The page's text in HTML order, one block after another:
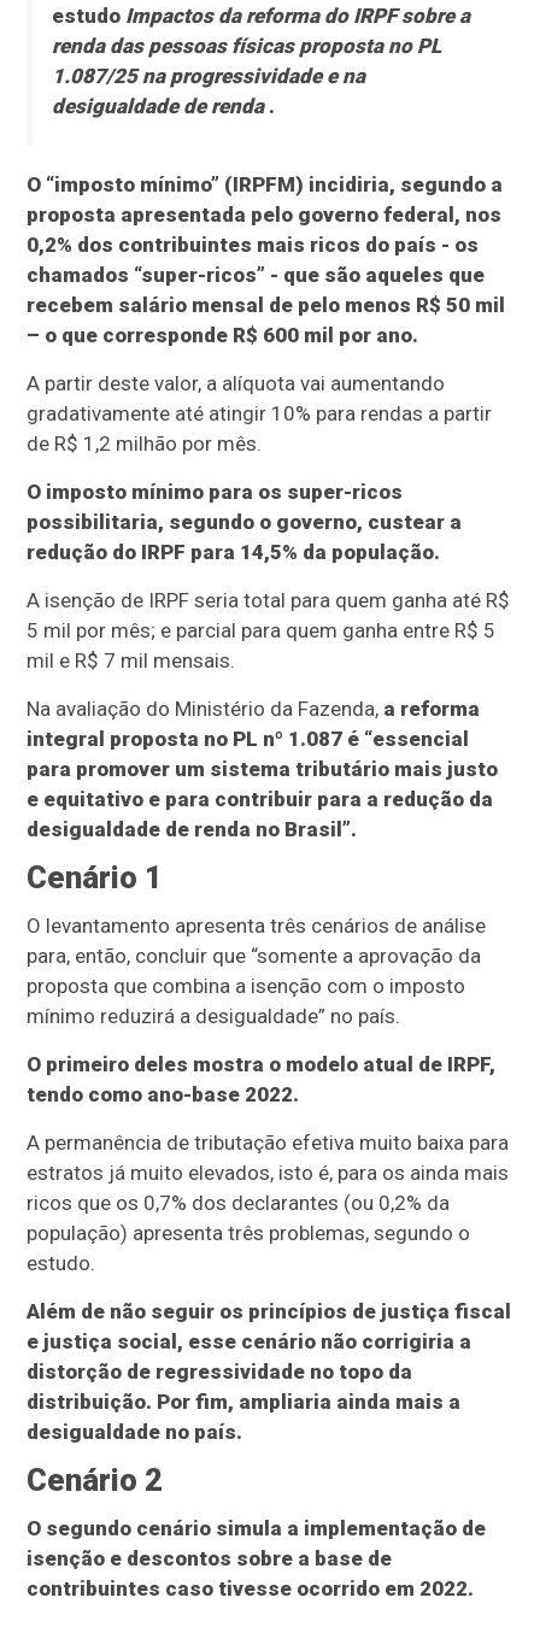
estudo Impactos da reforma do IRPF sobre a
renda das pessoas físicas proposta no PL
1.087/25 na progressividade e na
desigualdade de renda.
O “imposto mínimo” (IRPFM) incidiria, segundo a
proposta apresentada pelo governo federal, nos
0,2% dos contribuintes mais ricos do país - os
chamados “super-ricos” - que são aqueles que
recebem salário mensal de pelo menos R$ 50 mil
– o que corresponde R$ 600 mil por ano.
A partir deste valor, a alíquota vai aumentando
gradativamente até atingir 10% para rendas a partir
de R$ 1,2 milhão por mês.
O imposto mínimo para os super-ricos
possibilitaria, segundo o governo, custear a
redução do IRPF para 14,5% da população.
A isenção de IRPF seria total para quem ganha até R$
5 mil por mês; e parcial para quem ganha entre R$ 5
mil e R$ 7 mil mensais.
Na avaliação do Ministério da Fazenda, a reforma
integral proposta no PL nº 1.087 é “essencial
para promover um sistema tributário mais justo
e equitativo e para contribuir para a redução da
desigualdade de renda no Brasil”.
Cenário 1
O levantamento apresenta três cenários de análise
para, então, concluir que “somente a aprovação da
proposta que combina a isenção com o imposto
mínimo reduzirá a desigualdade” no país.
O primeiro deles mostra o modelo atual de IRPF,
tendo como ano-base 2022.
A permanência de tributação efetiva muito baixa para
estratos já muito elevados, isto é, para os ainda mais
ricos que os 0,7% dos declarantes (ou 0,2% da
população) apresenta três problemas, segundo o
estudo.
Além de não seguir os princípios de justiça fiscal
e justiça social, esse cenário não corrigiria a
distorção de regressividade no topo da
distribuição. Por fim, ampliaria ainda mais a
desigualdade no país.
Cenário 2
O segundo cenário simula a implementação de
isenção e descontos sobre a base de
contribuintes caso tivesse ocorrido em 2022.